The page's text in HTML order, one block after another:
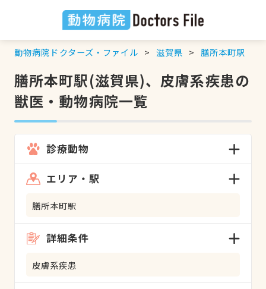
動物病院ドクターズ・ファイル 滋賀県 膳所本町駅
膳所本町駅(滋賀県)、皮膚系疾患の
獣医・動物病院一覧
診療動物
エリア・駅
膳所本町駅
詳細条件
皮膚系疾患